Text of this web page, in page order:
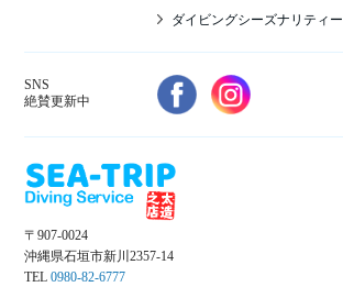
ダイビングシーズナリティー
SNS
絶賛更新中
〒907-0024
沖縄県石垣市新川2357-14
TEL 0980-82-6777